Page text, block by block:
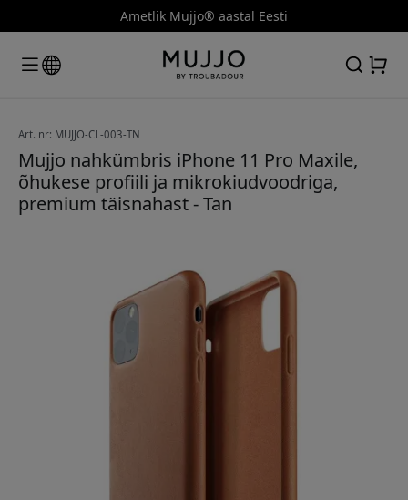
Ametlik Mujjo® aastal Eesti
Art. nr: MUJJO-CL-003-TN
Mujjo nahkümbris iPhone 11 Pro Maxile,
õhukese profiili ja mikrokiudvoodriga,
premium täisnahast - Tan